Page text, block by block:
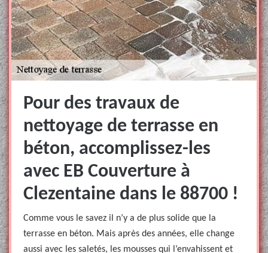
Pour des travaux de
nettoyage de terrasse en
béton, accomplissez-les
avec EB Couverture à
Clezentaine dans le 88700 !
Comme vous le savez il n’y a de plus solide que la
terrasse en béton. Mais après des années, elle change
aussi avec les saletés, les mousses qui l’envahissent et